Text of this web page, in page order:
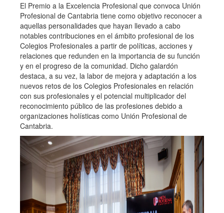
El Premio a la Excelencia Profesional que convoca Unión
Profesional de Cantabria tiene como objetivo reconocer a
aquellas personalidades que hayan llevado a cabo
notables contribuciones en el ámbito profesional de los
Colegios Profesionales a partir de políticas, acciones y
relaciones que redunden en la importancia de su función
y en el progreso de la comunidad. Dicho galardón
destaca, a su vez, la labor de mejora y adaptación a los
nuevos retos de los Colegios Profesionales en relación
con sus profesionales y el potencial multiplicador del
reconocimiento público de las profesiones debido a
organizaciones holísticas como Unión Profesional de
Cantabria.